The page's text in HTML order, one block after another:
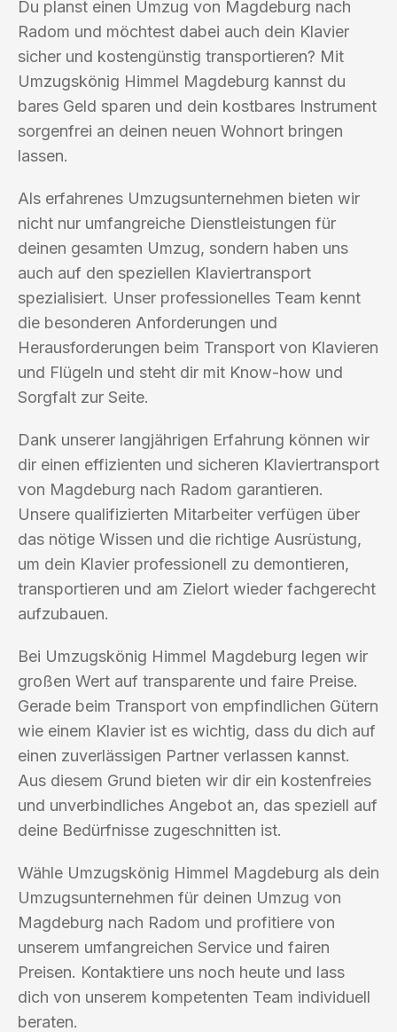
Du planst einen Umzug von Magdeburg nach
Radom und möchtest dabei auch dein Klavier
sicher und kostengünstig transportieren? Mit
Umzugskönig Himmel Magdeburg kannst du
bares Geld sparen und dein kostbares Instrument
sorgenfrei an deinen neuen Wohnort bringen
lassen.
Als erfahrenes Umzugsunternehmen bieten wir
nicht nur umfangreiche Dienstleistungen für
deinen gesamten Umzug, sondern haben uns
auch auf den speziellen Klaviertransport
spezialisiert. Unser professionelles Team kennt
die besonderen Anforderungen und
Herausforderungen beim Transport von Klavieren
und Flügeln und steht dir mit Know-how und
Sorgfalt zur Seite.
Dank unserer langjährigen Erfahrung können wir
dir einen effizienten und sicheren Klaviertransport
von Magdeburg nach Radom garantieren.
Unsere qualifizierten Mitarbeiter verfügen über
das nötige Wissen und die richtige Ausrüstung,
um dein Klavier professionell zu demontieren,
transportieren und am Zielort wieder fachgerecht
aufzubauen.
Bei Umzugskönig Himmel Magdeburg legen wir
großen Wert auf transparente und faire Preise.
Gerade beim Transport von empfindlichen Gütern
wie einem Klavier ist es wichtig, dass du dich auf
einen zuverlässigen Partner verlassen kannst.
Aus diesem Grund bieten wir dir ein kostenfreies
und unverbindliches Angebot an, das speziell auf
deine Bedürfnisse zugeschnitten ist.
Wähle Umzugskönig Himmel Magdeburg als dein
Umzugsunternehmen für deinen Umzug von
Magdeburg nach Radom und profitiere von
unserem umfangreichen Service und fairen
Preisen. Kontaktiere uns noch heute und lass
dich von unserem kompetenten Team individuell
beraten.